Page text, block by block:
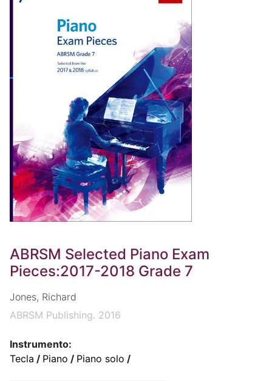
ABRSM Selected Piano Exam
Pieces:2017-2018 Grade 7
Jones, Richard
ABRSM Publishing. 2016
Instrumento:
Tecla / Piano / Piano solo /